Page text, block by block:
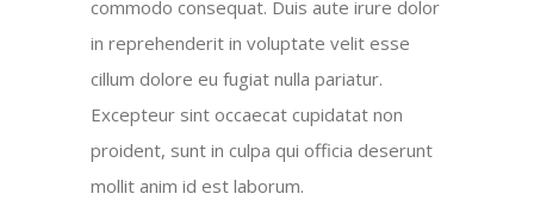
commodo consequat. Duis aute irure dolor
in reprehenderit in voluptate velit esse
cillum dolore eu fugiat nulla pariatur.
Excepteur sint occaecat cupidatat non
proident, sunt in culpa qui officia deserunt
mollit anim id est laborum.